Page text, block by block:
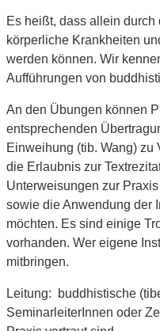
Es heißt, dass allein
körperliche Krankheiten
werden können. Wir
Aufführungen von
An den Übungen können
entsprechenden
Einweihung (tib. Wang) zu
die Erlaubnis zur
Unterweisungen zur
sowie die Anwendung der
möchten. Es sind einige
vorhanden. Wer eigene
mitbringen.
Leitung: buddhistische
SeminarleiterInnen oder